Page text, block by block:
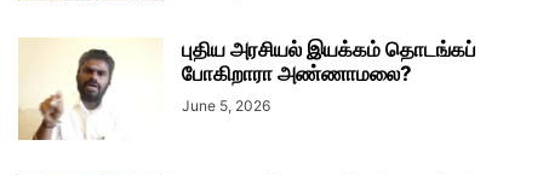
புதிய அரசியல் இயக்கம் தொடங்கப்
போகிறாரா அண்ணாமலை?
June 5, 2026